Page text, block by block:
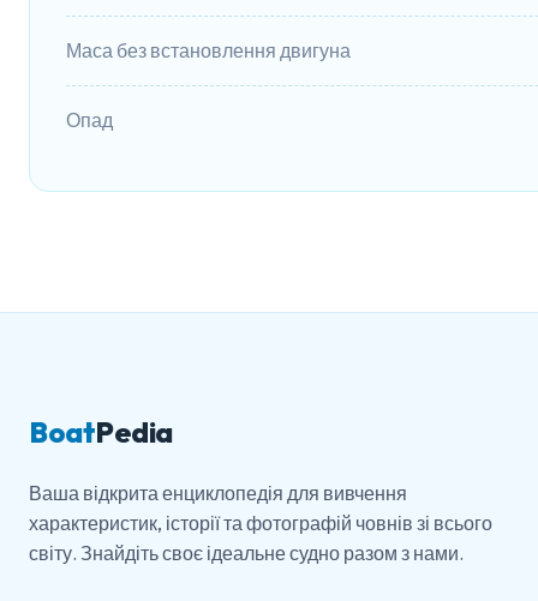
Маса без встановлення двигуна
Опад
BoatPedia
Ваша відкрита енциклопедія для вивчення
характеристик, історії та фотографій човнів зі всього
світу. Знайдіть своє ідеальне судно разом з нами.